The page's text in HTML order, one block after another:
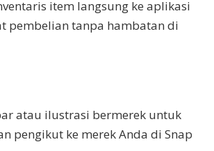
item langsung ke aplikasi
pembelian tanpa hambatan di
atau ilustrasi bermerek untuk
pengikut ke merek Anda di Snap